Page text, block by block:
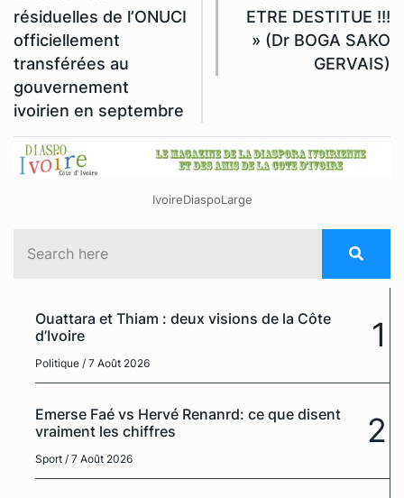
résiduelles de l’ONUCI
officiellement
transférées au
gouvernement
ivoirien en septembre
ETRE DESTITUE !!!
» (Dr BOGA SAKO
GERVAIS)
IvoireDiaspoLarge
Ouattara et Thiam : deux visions de la Côte
d’Ivoire
Politique / 7 Août 2026
1
Emerse Faé vs Hervé Renanrd: ce que disent
vraiment les chiffres
Sport / 7 Août 2026
2